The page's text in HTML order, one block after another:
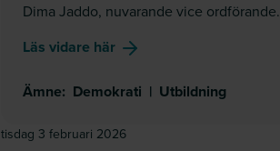
Dima Jaddo, nuvarande vice ordförande.
Läs vidare här om
Ämne: Demokrati | Utbildning
tisdag 3 februari 2026